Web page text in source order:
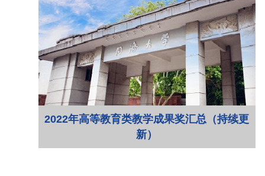
2022年高等教育类教学成果奖汇总（持续更
新）